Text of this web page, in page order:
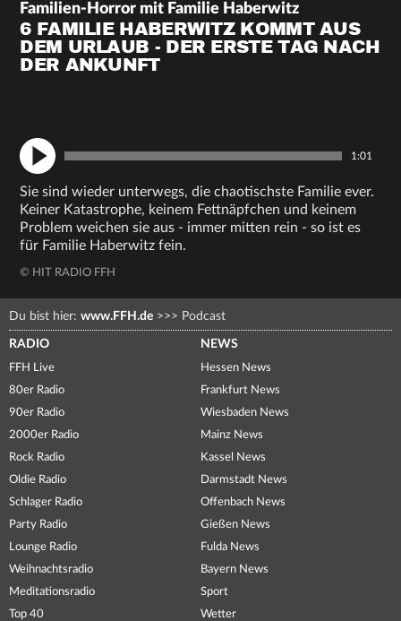
Familien-Horror mit Familie Haberwitz
6 FAMILIE HABERWITZ KOMMT AUS
DEM URLAUB - DER ERSTE TAG NACH
DER ANKUNFT
1:01
Sie sind wieder unterwegs, die chaotischste Familie ever.
Keiner Katastrophe, keinem Fettnäpfchen und keinem
Problem weichen sie aus - immer mitten rein - so ist es
für Familie Haberwitz fein.
© HIT RADIO FFH
Du bist hier: www.FFH.de >>> Podcast
RADIO
FFH Live
80er Radio
90er Radio
2000er Radio
Rock Radio
Oldie Radio
Schlager Radio
Party Radio
Lounge Radio
Weihnachtsradio
Meditationsradio
Top 40
NEWS
Hessen News
Frankfurt News
Wiesbaden News
Mainz News
Kassel News
Darmstadt News
Offenbach News
Gießen News
Fulda News
Bayern News
Sport
Wetter